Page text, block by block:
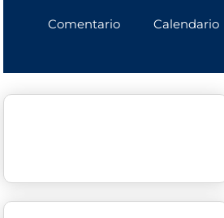
Comentario Calendario